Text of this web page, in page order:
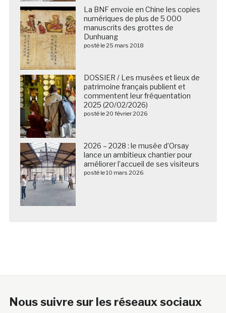
La BNF envoie en Chine les copies
numériques de plus de 5 000
manuscrits des grottes de
Dunhuang
posté le 25 mars 2018
DOSSIER / Les musées et lieux de
patrimoine français publient et
commentent leur fréquentation
2025 (20/02/2026)
posté le 20 février 2026
2026 – 2028 : le musée d’Orsay
lance un ambitieux chantier pour
améliorer l’accueil de ses visiteurs
posté le 10 mars 2026
Nous suivre sur les réseaux sociaux